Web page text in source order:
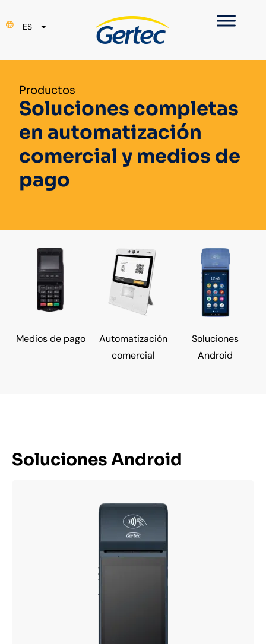
ES
EN
Productos
Soluciones completas
en automatización
comercial y medios de
pago
Medios de pago
Automatización
comercial
Soluciones
Android
Soluciones Android